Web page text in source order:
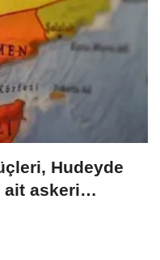
Hudeyde
askeri